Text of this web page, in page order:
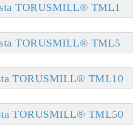
TORUSMILL® TML1
TORUSMILL® TML5
TORUSMILL® TML10
TORUSMILL® TML50